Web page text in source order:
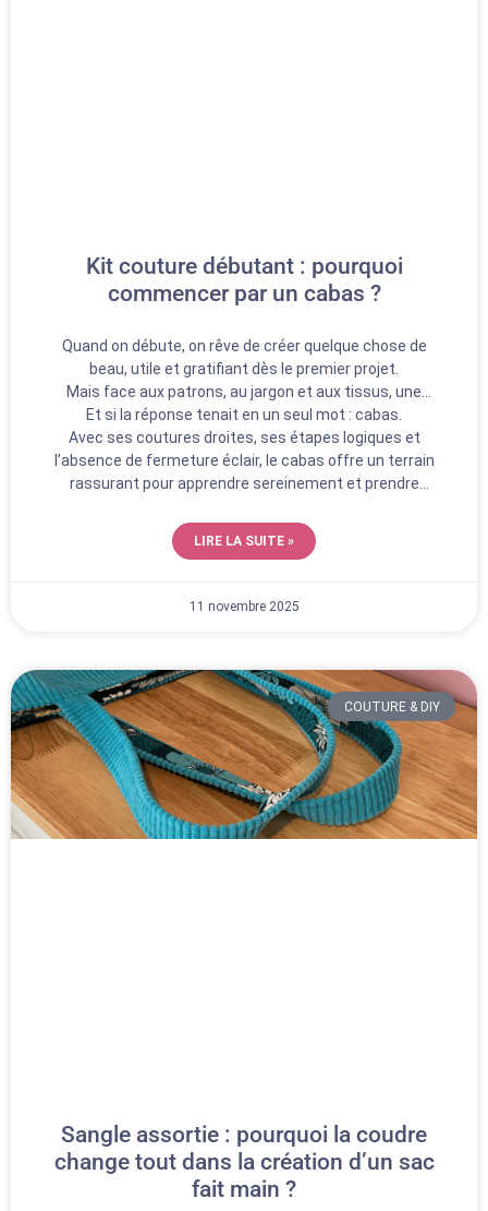
Kit couture débutant : pourquoi
commencer par un cabas ?
Quand on débute, on rêve de créer quelque chose de
beau, utile et gratifiant dès le premier projet.
Mais face aux patrons, au jargon et aux tissus, une
question revient vite : par où commencer ?
Et si la réponse tenait en un seul mot : cabas.
Avec ses coutures droites, ses étapes logiques et
l’absence de fermeture éclair, le cabas offre un terrain
rassurant pour apprendre sereinement et prendre
C’est pourquoi un kit couture débutant centré sur ce
projet est le meilleur moyen de se lancer.
LIRE LA SUITE »
11 novembre 2025
COUTURE & DIY
Sangle assortie : pourquoi la coudre
change tout dans la création d’un sac
fait main ?